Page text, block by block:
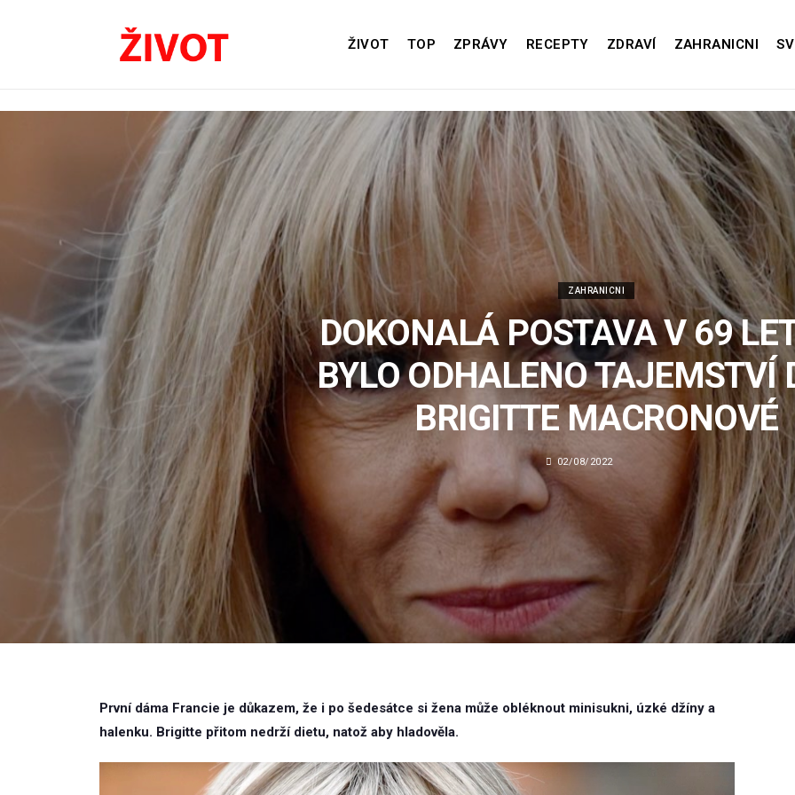
ŽIVOT TOP ZPRÁVY RECEPTY ZDRAVÍ ZAHRANICNI
ZAHRANICNI
DOKONALÁ POSTAVA V 69
BYLO ODHALENO TAJEMSTVÍ
BRIGITTE MACRONOVÉ
02/08/2022
První dáma Francie je důkazem, že i po šedesátce si žena může obléknout minisukni, úzké džíny a
halenku. Brigitte přitom nedrží dietu, natož aby hladověla.